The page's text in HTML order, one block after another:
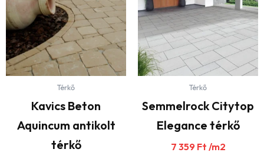
Térkő
Kavics Beton
Aquincum antikolt
térkő
Térkő
Semmelrock Citytop
Elegance térkő
7 359 Ft /m2
A
a